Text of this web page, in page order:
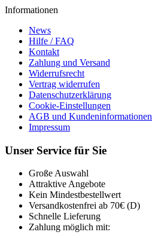
Informationen
News
Hilfe / FAQ
Kontakt
Zahlung und Versand
Widerrufsrecht
Vertrag widerrufen
Datenschutzerklärung
Cookie-Einstellungen
AGB und Kundeninformationen
Impressum
Unser Service für Sie
Große Auswahl
Attraktive Angebote
Kein Mindestbestellwert
Versandkostenfrei ab 70€ (D)
Schnelle Lieferung
Zahlung möglich mit: